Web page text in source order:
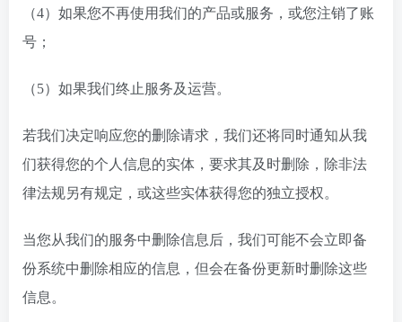
（4）如果您不再使用我们的产品或服务，或您注销了账
号；
（5）如果我们终止服务及运营。
若我们决定响应您的删除请求，我们还将同时通知从我
们获得您的个人信息的实体，要求其及时删除，除非法
律法规另有规定，或这些实体获得您的独立授权。
当您从我们的服务中删除信息后，我们可能不会立即备
份系统中删除相应的信息，但会在备份更新时删除这些
信息。